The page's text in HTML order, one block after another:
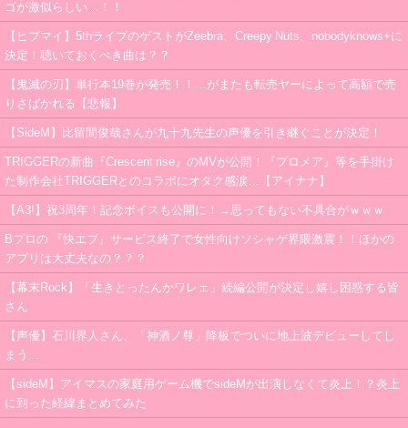
ゴが激似らしい…！！
【ヒプマイ】5thライブのゲストがZeebra、Creepy Nuts、nobodyknows+に
決定！聴いておくべき曲は？？
【鬼滅の刃】単行本19巻が発売！！…がまたも転売ヤーによって高額で売
りさばかれる【悲報】
【SideM】比留間俊哉さんが九十九先生の声優を引き継ぐことが決定！
TRIGGERの新曲『Crescent rise』のMVが公開！『プロメア』等を手掛け
た制作会社TRIGGERとのコラボにオタク感涙…【アイナナ】
【A3!】祝3周年！記念ボイスも公開に！→思ってもない不具合がｗｗｗ
Bプロの 『快エブ』サービス終了で女性向けソシャゲ界隈激震！！ほかの
アプリは大丈夫なの？？？
【幕末Rock】「生きとったんかワレェ」続編公開が決定し嬉し困惑する皆
さん
【声優】石川界人さん、「神酒ノ尊」降板でついに地上波デビューしてし
まう…
【sideM】アイマスの家庭用ゲーム機でsideMが出演しなくて炎上！？炎上
に到った経緯まとめてみた